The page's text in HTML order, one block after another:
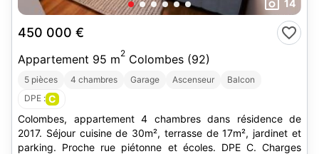
14
450 000 €
Appartement 95 m2 Colombes (92)
5 pièces 4 chambres Garage Ascenseur
Balcon
DPE : C
Colombes, appartement 4 chambres dans résidence de
2017. Séjour cuisine de 30m², terrasse de 17m², jardinet et
parking. Proche rue piétonne et écoles. DPE C. Charges